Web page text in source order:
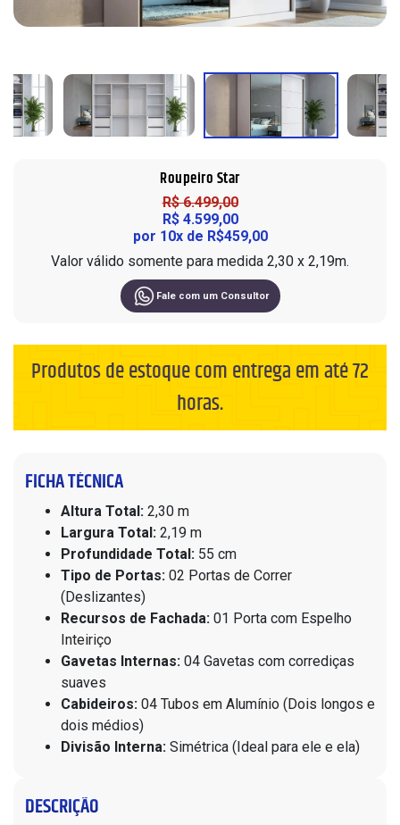
Sofá com Chaise
Sofá Automatizado
10 Lugares
Painel
Ripados
Roupeiros
Portas de Giro
Modulados
Complementos
Cômodas
Cristaleiras
Mesas de Centro e Laterais
Home Office
Nichos de Parede
Complementos
Compre peloWhatsApp
Siga nas redes sociais
Roupeiro Star
R$ 6.499,00
R$ 4.599,00
por 10x de R$459,00
Valor válido somente para medida 2,30 x 2,19m.
Fale com um Consultor
Produtos de estoque com entrega em até 72
horas.
FICHA TÉCNICA
Altura Total: 2,30 m
Largura Total: 2,19 m
Profundidade Total: 55 cm
Tipo de Portas: 02 Portas de Correr
(Deslizantes)
Recursos de Fachada: 01 Porta com Espelho
Inteiriço
Gavetas Internas: 04 Gavetas com corrediças
suaves
Cabideiros: 04 Tubos em Alumínio (Dois longos e
dois médios)
Divisão Interna: Simétrica (Ideal para ele e ela)
DESCRIÇÃO